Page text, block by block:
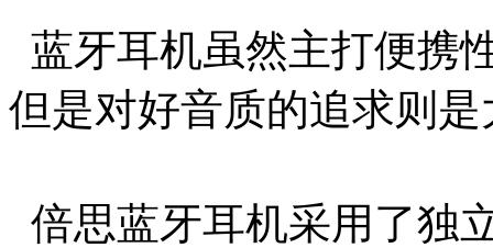
蓝牙耳机虽然主打便携
但是对好音质的追求则
倍思蓝牙耳机采用了独